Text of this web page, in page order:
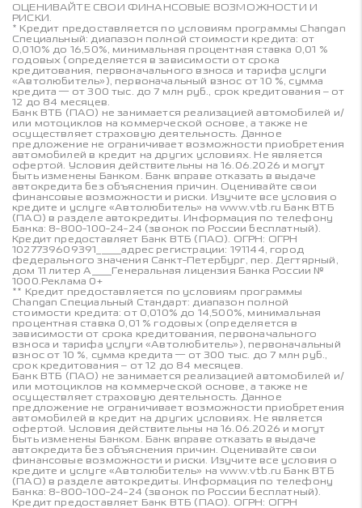
ОЦЕНИВАЙТЕ СВОИ ФИНАНСОВЫЕ ВОЗМОЖНОСТИ И
РИСКИ.
* Кредит предоставляется по условиям программы Changan
Специальный: диапазон полной стоимости кредита: от
0,010% до 16,50%, минимальная процентная ставка 0,01 %
годовых (определяется в зависимости от срока
кредитования, первоначального взноса и тарифа услуги
«Автолюбитель»), первоначальный взнос от 10 %, сумма
кредита — от 300 тыс. до 7 млн руб., срок кредитования – от
12 до 84 месяцев.
Банк ВТБ (ПАО) не занимается реализацией автомобилей и/
или мотоциклов на коммерческой основе, а также не
осуществляет страховую деятельность. Данное
предложение не ограничивает возможности приобретения
автомобилей в кредит на других условиях. Не является
офертой. Условия действительны на 16.06.2026 и могут
быть изменены Банком. Банк вправе отказать в выдаче
автокредита без объяснения причин. Оценивайте свои
финансовые возможности и риски. Изучите все условия о
кредите и услуге «Автолюбитель» на www.vtb.ru Банк ВТБ
(ПАО) в разделе автокредиты. Информация по телефону
Банка: 8-800-100-24-24 (звонок по России бесплатный).
Кредит предоставляет Банк ВТБ (ПАО). ОГРН: ОГРН
1027739609391_____адрес регистрации: 191144, город
федерального значения Санкт-Петербург, пер. Дегтярный,
дом 11 литер А____Генеральная лицензия Банка России №
1000.Реклама 0+
** Кредит предоставляется по условиям программы
Changan Специальный Стандарт: диапазон полной
стоимости кредита: от 0,010% до 14,500%, минимальная
процентная ставка 0,01 % годовых (определяется в
зависимости от срока кредитования, первоначального
взноса и тарифа услуги «Автолюбитель»), первоначальный
взнос от 10 %, сумма кредита — от 300 тыс. до 7 млн руб.,
срок кредитования – от 12 до 84 месяцев.
Банк ВТБ (ПАО) не занимается реализацией автомобилей и/
или мотоциклов на коммерческой основе, а также не
осуществляет страховую деятельность. Данное
предложение не ограничивает возможности приобретения
автомобилей в кредит на других условиях. Не является
офертой. Условия действительны на 16.06.2026 и могут
быть изменены Банком. Банк вправе отказать в выдаче
автокредита без объяснения причин. Оценивайте свои
финансовые возможности и риски. Изучите все условия о
кредите и услуге «Автолюбитель» на www.vtb.ru Банк ВТБ
(ПАО) в разделе автокредиты. Информация по телефону
Банка: 8-800-100-24-24 (звонок по России бесплатный).
Кредит предоставляет Банк ВТБ (ПАО). ОГРН: ОГРН